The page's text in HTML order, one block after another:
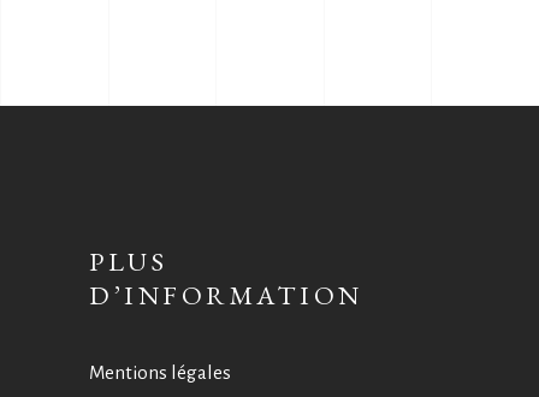
PLUS
D’INFORMATION
Mentions légales